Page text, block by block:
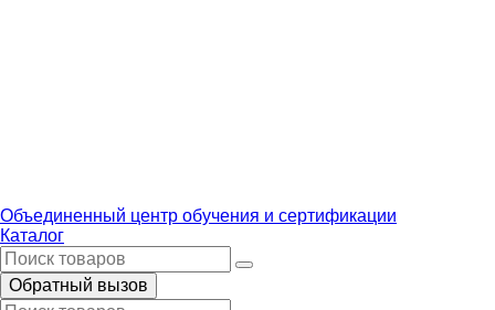
Объединенный центр обучения и сертификации
Каталог
Обратный вызов